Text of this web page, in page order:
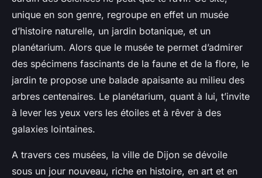
unique en son genre, regroupe en effet un musée
d’histoire naturelle, un jardin botanique, et un
planétarium. Alors que le musée te permet d’admirer
des spécimens fascinants de la faune et de la flore, le
jardin te propose une balade apaisante au milieu des
arbres centenaires. Le planétarium, quant à lui, t’invite
à lever les yeux vers les étoiles et à rêver à des
galaxies lointaines.
A travers ces musées, la ville de Dijon se dévoile
sous un jour nouveau, riche en histoire, en art et en